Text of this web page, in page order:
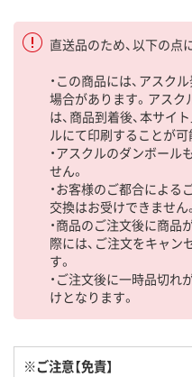
直送品のため、以下の点
・この商品には、アスク
場合があります。アス
は、商品到着後、本サイ
ルにて印刷することが可
・アスクルのダンボー
せん。
・お客様のご都合による
交換はお受けできません。
・商品のご注文後に商
際には、ご注文をキャン
す。
・ご注文後に一時品切れ
けとなります。
※ご注意【免責】